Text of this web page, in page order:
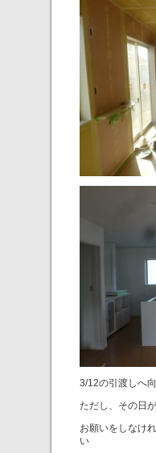
3/12の引渡しへ
ただし、その日
お願いをしなけ
い